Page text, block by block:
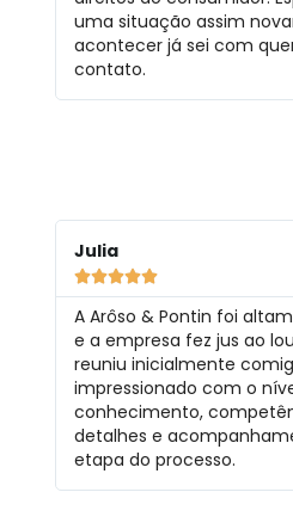
uma situação assim
acontecer já sei com
contato.
Julia

A Arôso & Pontin foi
e a empresa fez jus ao
reuniu inicialmente
impressionado com o
conhecimento,
detalhes e
etapa do processo.